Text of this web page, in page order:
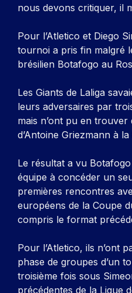
nous devons critiquer, il
Pour l’Atletico et Diego
tournoi a pris fin malgré
brésilien Botafogo au
Les Giants de Laliga
leurs adversaires par
mais n’ont pu en trouver
d’Antoine Griezmann à
Le résultat a vu
équipe à concéder un
premières rencontres
européens de la Coupe
compris le format
Pour l’Atletico, ils n’ont
phase de groupes d’un
troisième fois sous
précédentes de la Ligue